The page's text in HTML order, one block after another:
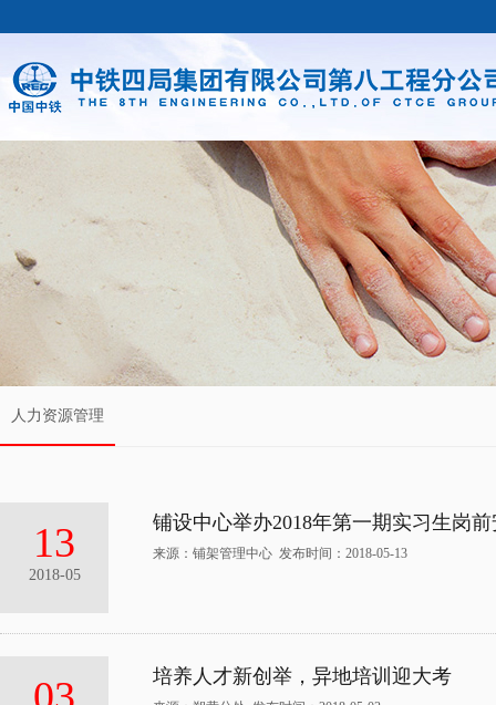
人力资源管理
13
2018-05
铺设中心举办2018年第一期实习生岗
来源：铺架管理中心 发布时间：2018-05-13
培养人才新创举，异地培训迎大考